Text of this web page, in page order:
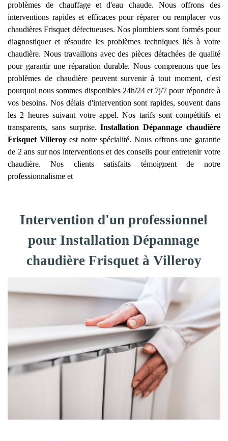
problèmes de chauffage et d'eau chaude. Nous offrons des
interventions rapides et efficaces pour réparer ou remplacer vos
chaudières Frisquet défectueuses. Nos plombiers sont formés pour
diagnostiquer et résoudre les problèmes techniques liés à votre
chaudière. Nous travaillons avec des pièces détachées de qualité
pour garantir une réparation durable. Nous comprenons que les
problèmes de chaudière peuvent survenir à tout moment, c'est
pourquoi nous sommes disponibles 24h/24 et 7j/7 pour répondre à
vos besoins. Nos délais d'intervention sont rapides, souvent dans
les 2 heures suivant votre appel. Nos tarifs sont compétitifs et
transparents, sans surprise.Installation Dépannage chaudière
Frisquet Villeroyest notre spécialité. Nous offrons une garantie
de 2 ans sur nos interventions et des conseils pour entretenir votre
chaudière. Nos clients satisfaits témoignent de notre
professionnalisme et
Intervention d'un professionnel
pour Installation Dépannage
chaudière Frisquet à Villeroy